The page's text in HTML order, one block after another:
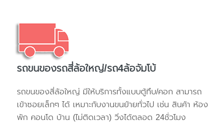
รถขนของรถสี่ล้อใหญ่/รถ4ล้อจัมโบ้
รถขนของสี่ล้อใหญ่ มีให้บริการทั้งแบบตู้ทึบ/คอก สามารถ
เข้าซอยเล็กๆ ได้ เหมาะกับงานขนย้ายทั่วไป เช่น สินค้า ห้อง
พัก คอนโด บ้าน (ไม่ติดเวลา) วิ่งได้ตลอด 24ชั่วโมง